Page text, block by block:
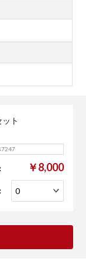
ト
￥8,000